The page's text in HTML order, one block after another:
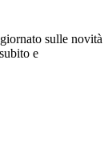
sulle novità
e